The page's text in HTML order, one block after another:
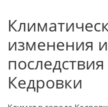
изменения
Кедровки